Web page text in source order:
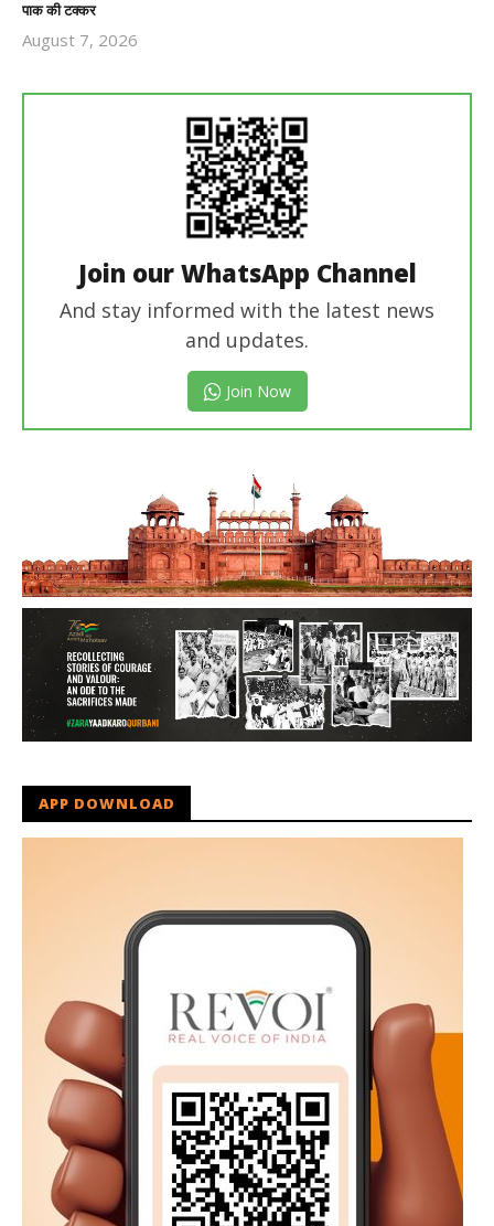
पाक की टक्कर
August 7, 2026
Join our WhatsApp Channel
And stay informed with the latest news
and updates.
Join Now
APP DOWNLOAD